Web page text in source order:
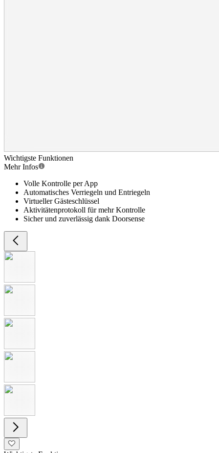
Wichtigste Funktionen
Mehr Infos
Volle Kontrolle per App
Automatisches Verriegeln und Entriegeln
Virtueller Gästeschlüssel
Aktivitätenprotokoll für mehr Kontrolle
Sicher und zuverlässig dank Doorsense